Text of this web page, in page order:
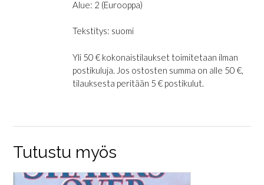
Alue: 2 (Eurooppa)
Tekstitys: suomi
Yli 50 € kokonaistilaukset toimitetaan ilman
postikuluja. Jos ostosten summa on alle 50 €,
tilauksesta peritään 5 € postikulut.
Tutustu myös